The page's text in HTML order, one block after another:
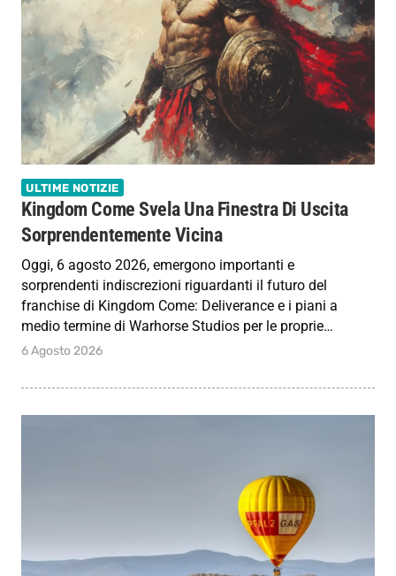
ULTIME NOTIZIE
Kingdom Come Svela Una Finestra Di Uscita
Sorprendentemente Vicina
Oggi, 6 agosto 2026, emergono importanti e
sorprendenti indiscrezioni riguardanti il futuro del
franchise di Kingdom Come: Deliverance e i piani a
medio termine di Warhorse Studios per le proprie…
6 Agosto 2026